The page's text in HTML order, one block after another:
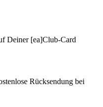
Deiner [ea]Club-Card
Rücksendung bei